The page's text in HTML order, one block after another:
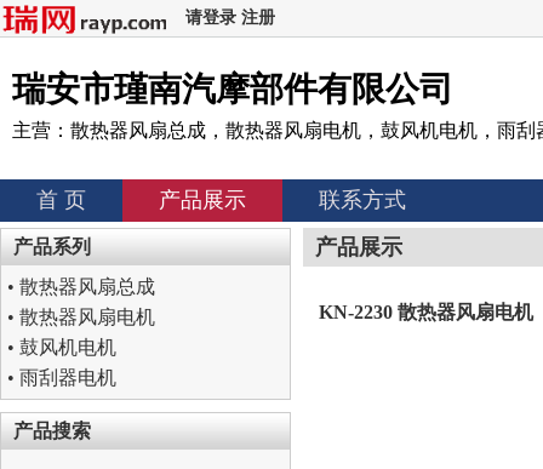
请登录 注册
瑞安市瑾南汽摩部件有限公司
主营：散热器风扇总成，散热器风扇电机，鼓风机电机，雨刮
首 页 产品展示 联系方式
产品系列
• 散热器风扇总成
• 散热器风扇电机
• 鼓风机电机
• 雨刮器电机
产品搜索
产品展示
KN-2230 散热器风扇电机